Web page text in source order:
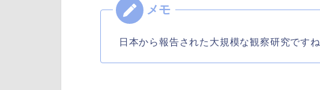
日本から報告された大規模な観察研究ですね